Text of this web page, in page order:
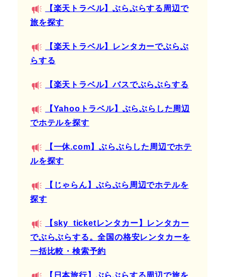
【楽天トラベル】ぶらぶらする周辺で
旅を探す
【楽天トラベル】レンタカーでぶらぶ
らする
【楽天トラベル】バスでぶらぶらする
【Yahooトラベル】ぶらぶらした周辺
でホテルを探す
【一休.com】ぶらぶらした周辺でホテ
ルを探す
【じゃらん】ぶらぶら周辺でホテルを
探す
【sky_ticketレンタカー】レンタカー
でぶらぶらする。全国の格安レンタカーを
一括比較・検索予約